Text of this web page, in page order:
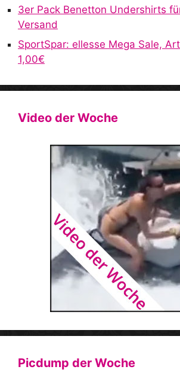
3er Pack Benetton Undershirts
Versand
SportSpar: ellesse Mega Sale,
1,00€
Video der Woche
Picdump der Woche